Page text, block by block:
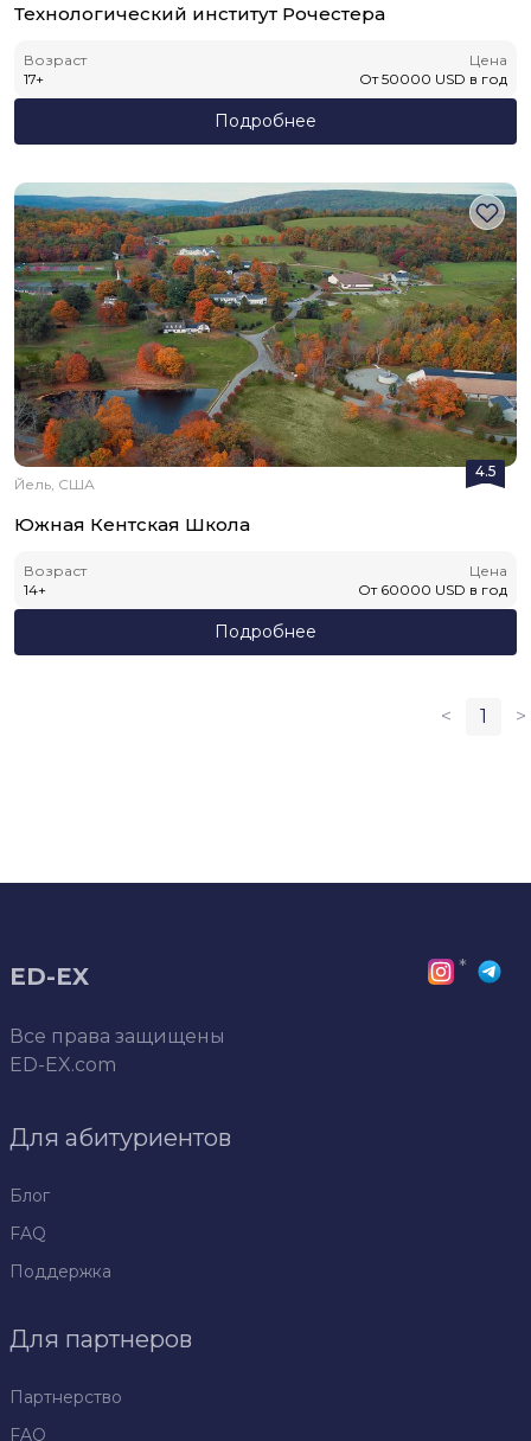
Технологический институт Рочестера
Возраст
17+
Цена
От 50000 USD в год
Подробнее
4.5
Йель, США
Южная Кентская Школа
Возраст
14+
Цена
От 60000 USD в год
Подробнее
< 1 >
ED-EX
Все права защищены
ED-EX.com
*
Для абитуриентов
Блог
FAQ
Поддержка
Для партнеров
Партнерство
FAQ